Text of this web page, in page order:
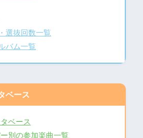
選抜回数一覧
バム一覧
ベース
ベース
別の参加楽曲一覧